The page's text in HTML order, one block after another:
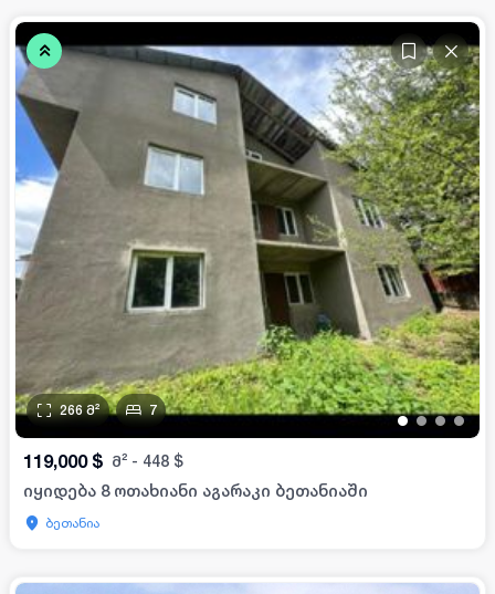
••••
266 მ² 7
119,000 $ მ² - 448 $
იყიდება 8 ოთახიანი აგარაკი ბეთანიაში
ბეთანია